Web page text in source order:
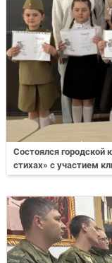
Состоялся городской
стихах» с участием